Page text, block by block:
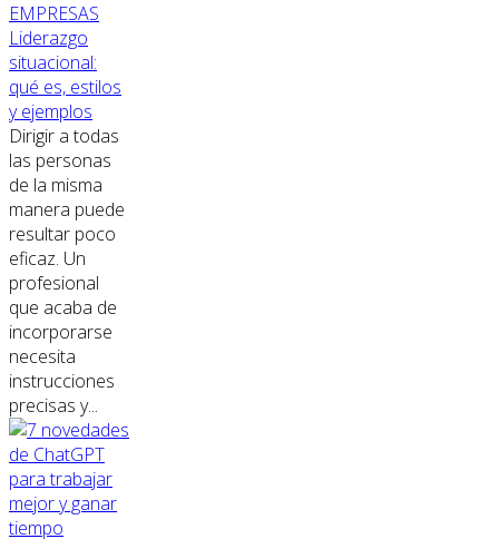
EMPRESAS
Liderazgo
situacional:
qué es, estilos
y ejemplos
Dirigir a todas
las personas
de la misma
manera puede
resultar poco
eficaz. Un
profesional
que acaba de
incorporarse
necesita
instrucciones
precisas y...